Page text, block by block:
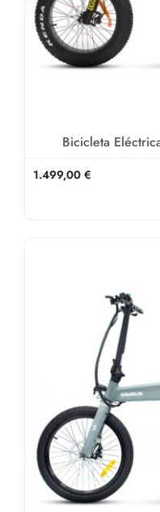
Bicicleta
1.499,00 €